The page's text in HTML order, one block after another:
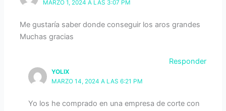
MARZO 1, 2024 A LAS 3:07 PM
Me gustaría saber donde conseguir los aros grandes
Muchas gracias
Responder
YOLIX
MARZO 14, 2024 A LAS 6:21 PM
Yo los he comprado en una empresa de corte con